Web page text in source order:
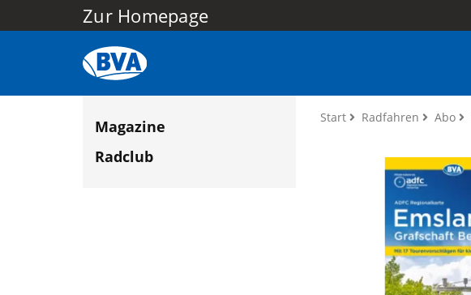
Zur Homepage
Magazine
Radclub
Start Radfahren Abo